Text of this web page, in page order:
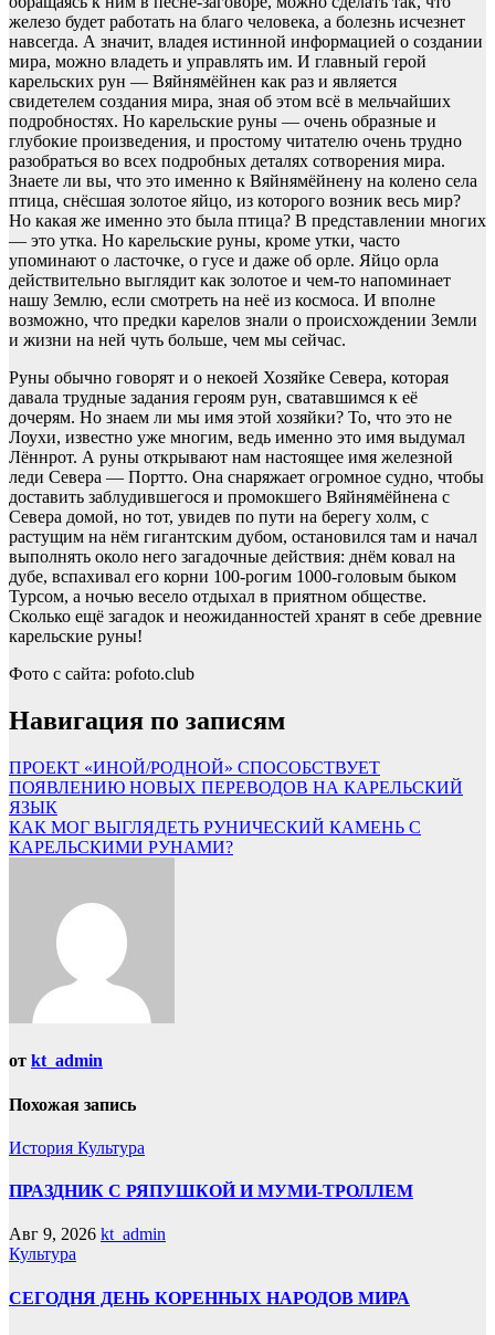
железо будет работать на благо человека, а болезнь исчезнет
навсегда. А значит, владея истинной информацией о создании
мира, можно владеть и управлять им. И главный герой
карельских рун — Вяйнямёйнен как раз и является
свидетелем создания мира, зная об этом всё в мельчайших
подробностях. Но карельские руны — очень образные и
глубокие произведения, и простому читателю очень трудно
разобраться во всех подробных деталях сотворения мира.
Знаете ли вы, что это именно к Вяйнямёйнену на колено села
птица, снёсшая золотое яйцо, из которого возник весь мир?
Но какая же именно это была птица? В представлении многих
— это утка. Но карельские руны, кроме утки, часто
упоминают о ласточке, о гусе и даже об орле. Яйцо орла
действительно выглядит как золотое и чем-то напоминает
нашу Землю, если смотреть на неё из космоса. И вполне
возможно, что предки карелов знали о происхождении Земли
и жизни на ней чуть больше, чем мы сейчас.
Руны обычно говорят и о некоей Хозяйке Севера, которая
давала трудные задания героям рун, сватавшимся к её
дочерям. Но знаем ли мы имя этой хозяйки? То, что это не
Лоухи, известно уже многим, ведь именно это имя выдумал
Лённрот. А руны открывают нам настоящее имя железной
леди Севера — Портто. Она снаряжает огромное судно, чтобы
доставить заблудившегося и промокшего Вяйнямёйнена с
Севера домой, но тот, увидев по пути на берегу холм, с
растущим на нём гигантским дубом, остановился там и начал
выполнять около него загадочные действия: днём ковал на
дубе, вспахивал его корни 100-рогим 1000-головым быком
Турсом, а ночью весело отдыхал в приятном обществе.
Сколько ещё загадок и неожиданностей хранят в себе древние
карельские руны!
Фото с сайта: pofoto.club
Навигация по записям
ПРОЕКТ «ИНОЙ/РОДНОЙ» СПОСОБСТВУЕТ
ПОЯВЛЕНИЮ НОВЫХ ПЕРЕВОДОВ НА КАРЕЛЬСКИЙ
ЯЗЫК
КАК МОГ ВЫГЛЯДЕТЬ РУНИЧЕСКИЙ КАМЕНЬ С
КАРЕЛЬСКИМИ РУНАМИ?
от kt_admin
Похожая запись
История Культура
ПРАЗДНИК С РЯПУШКОЙ И МУМИ-ТРОЛЛЕМ
Авг 9, 2026 kt_admin
Культура
СЕГОДНЯ ДЕНЬ КОРЕННЫХ НАРОДОВ МИРА